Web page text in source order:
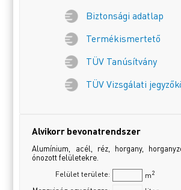
Biztonsági adatlap
Termékismertető
TÜV Tanúsítvány
TÜV Vizsgálati
Alvikorr bevonatrendszer
Alumínium, acél, réz, horgany,
ónozott felületekre.
Felület területe: m2